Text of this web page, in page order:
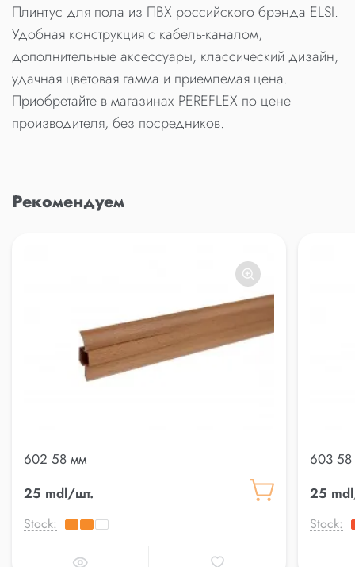
Плинтус для пола из ПВХ российского брэнда ELSI.
Удобная конструкция с кабель-каналом,
дополнительные аксессуары, классический дизайн,
удачная цветовая гамма и приемлемая цена.
Приобретайте в магазинах PEREFLEX по цене
производителя, без посредников.
Рекомендуем
602 58 мм
25 mdl/шт.
Stock:
603
25
Stock: